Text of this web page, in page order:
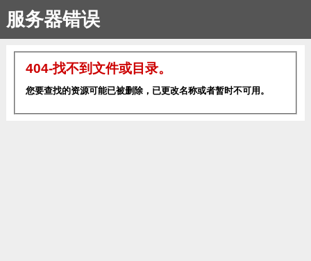
服务器错误
404-找不到文件或目录。
您要查找的资源可能已被删除，已更改名称或者暂时不可用。